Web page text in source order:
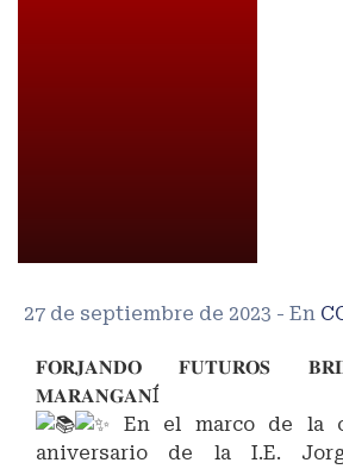
27 de septiembre de 2023 - En
𝐅𝐎𝐑𝐉𝐀𝐍𝐃𝐎 𝐅𝐔𝐓𝐔𝐑𝐎𝐒
𝐌𝐀𝐑𝐀𝐍𝐆𝐀𝐍Í
En el marco de la
aniversario de la I.E.